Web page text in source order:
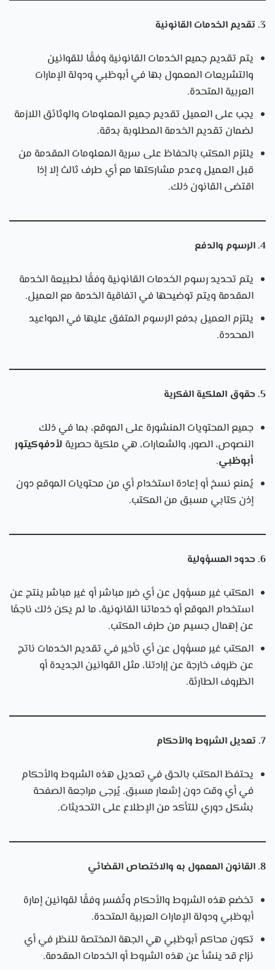
3. تقديم الخدمات القانونية
يتم تقديم جميع الخدمات القانونية وفقًا للقوانين
والتشريعات المعمول بها في أبوظبي ودولة الإمارات
العربية المتحدة.
يجب على العميل تقديم جميع المعلومات والوثائق اللازمة
لضمان تقديم الخدمة المطلوبة بدقة.
يلتزم المكتب بالحفاظ على سرية المعلومات المقدمة من
قبل العميل وعدم مشاركتها مع أي طرف ثالث إلا إذا
اقتضى القانون ذلك.
4. الرسوم والدفع
يتم تحديد رسوم الخدمات القانونية وفقًا لطبيعة الخدمة
المقدمة ويتم توضيحها في اتفاقية الخدمة مع العميل.
يلتزم العميل بدفع الرسوم المتفق عليها في المواعيد
المحددة.
5. حقوق الملكية الفكرية
جميع المحتويات المنشورة على الموقع، بما في ذلك
النصوص، الصور، والشعارات، هي ملكية حصرية لأدفوكيتور
أبوظبي.
يُمنع نسخ أو إعادة استخدام أي من محتويات الموقع دون
إذن كتابي مسبق من المكتب.
6. حدود المسؤولية
المكتب غير مسؤول عن أي ضرر مباشر أو غير مباشر ينتج عن
استخدام الموقع أو خدماتنا القانونية، ما لم يكن ذلك ناجمًا
عن إهمال جسيم من طرف المكتب.
المكتب غير مسؤول عن أي تأخير في تقديم الخدمات ناتج
عن ظروف خارجة عن إرادتنا، مثل القوانين الجديدة أو
الظروف الطارئة.
7. تعديل الشروط والأحكام
يحتفظ المكتب بالحق في تعديل هذه الشروط والأحكام
في أي وقت دون إشعار مسبق. يُرجى مراجعة الصفحة
بشكل دوري للتأكد من الإطلاع على التحديثات.
8. القانون المعمول به والاختصاص القضائي
تخضع هذه الشروط والأحكام وتُفسر وفقًا لقوانين إمارة
أبوظبي ودولة الإمارات العربية المتحدة.
تكون محاكم أبوظبي هي الجهة المختصة للنظر في أي
نزاع قد ينشأ عن هذه الشروط أو الخدمات المقدمة.